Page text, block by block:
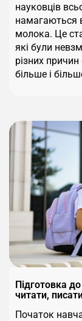
науковців
намагаються
молока. Це
які були
різних
більше і
Підготовка
читати,
Початок